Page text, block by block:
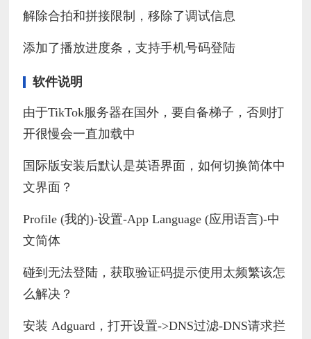
解除合拍和拼接限制，移除了调试信息
添加了播放进度条，支持手机号码登陆
软件说明
由于TikTok服务器在国外，要自备梯子，否则打
开很慢会一直加载中
国际版安装后默认是英语界面，如何切换简体中
文界面？
Profile (我的)-设置-App Language (应用语言)-中
文简体
碰到无法登陆，获取验证码提示使用太频繁该怎
么解决？
安装 Adguard，打开设置->DNS过滤-DNS请求拦